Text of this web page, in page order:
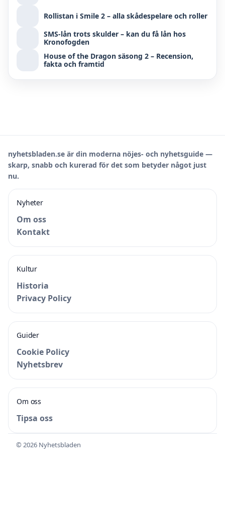
Rollistan i Smile 2 – alla skådespelare och roller
SMS-lån trots skulder – kan du få lån hos
Kronofogden
House of the Dragon säsong 2 – Recension,
fakta och framtid
nyhetsbladen.se är din moderna nöjes- och nyhetsguide —
skarp, snabb och kurerad för det som betyder något just
nu.
Nyheter
Om oss
Kontakt
Kultur
Historia
Privacy Policy
Guider
Cookie Policy
Nyhetsbrev
Om oss
Tipsa oss
© 2026 Nyhetsbladen